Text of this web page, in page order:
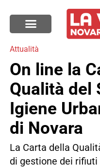
Attualità
On line la
Qualità del
Igiene
di Novara
La Carta della
di gestione dei